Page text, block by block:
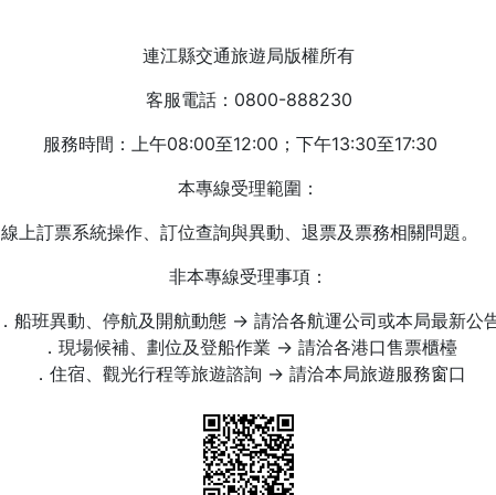
連江縣交通旅遊局版權所有
客服電話：0800-888230
服務時間：上午08:00至12:00；下午13:30至17:30
本專線受理範圍：
線上訂票系統操作、訂位查詢與異動、退票及票務相關問題。
非本專線受理事項：
．船班異動、停航及開航動態 → 請洽各航運公司或本局最新公
．現場候補、劃位及登船作業 → 請洽各港口售票櫃檯
．住宿、觀光行程等旅遊諮詢 → 請洽本局旅遊服務窗口